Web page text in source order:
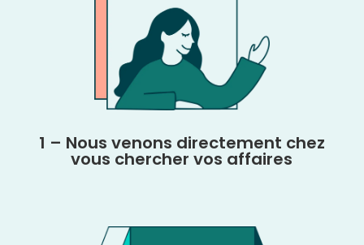
1 – Nous venons directement chez
vous chercher vos affaires